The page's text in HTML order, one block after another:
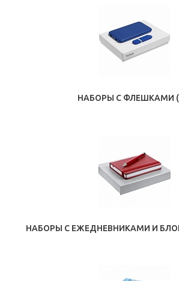
НАБОРЫ С ФЛЕШКАМИ
НАБОРЫ С ЕЖЕДНЕВНИКАМИ И